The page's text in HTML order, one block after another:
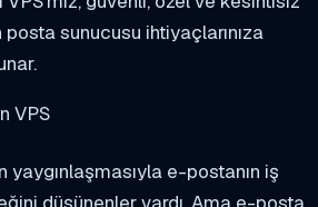
sunucusu ihtiyaçlarınıza
VPS
yaygınlaşmasıyla e-postanın iş